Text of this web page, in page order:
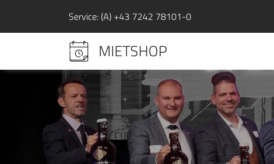
Service: (A) +43 7242 78101-0
MIETSHOP